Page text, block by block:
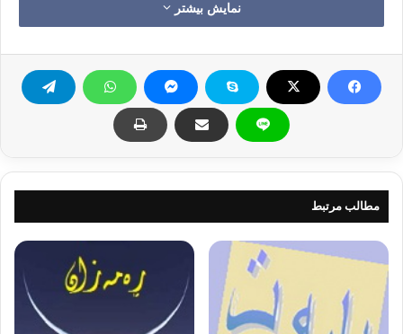
*- کردنه‌وه‌ی قورئانه‌کان ئه‌وانه‌ی توز گرتونی و ئه‌وانه‌شی تۆزی ئاره‌زوی دنیایی
بیری خه‌ڵکی بردبونه‌وه‌.
*/ ئایا تۆ ئامادەی بۆ دەستپێکردنی سەرەتا و تەواوکردنی کۆتاییەکەی ؟
*/ تۆ ئامادەی بۆ سەرەتای ژیانێکی نوێی ئەم مانگە پیرۆزە ؟
*/ تۆ ئامادەی بۆ کۆتایی هێنان بە وەرزەکانی بێ ئاگاییت و هەستانەوە جارێکی تر
و لە بەرکردنەوەی پۆشاکی باوه‌ڕداری ..؟
تەسک و تەنک؟
*/ بێزار نەبووی لە سووڕانەوە وگەڕان لە ڕێگا و باندا؟
*/ د‌ه‌تەوێت جارێکی تر هەوای پاک هەڵمژیت کە سنگت پێشو‌ازی بکات،سنگێکی
*/ ئاواتە خواز نیت کە خوای گەورە هەلێکت بداتێ پێداچوونەوەیەک بە خود و
نەفس و دلنیایی و بەختەوەریت بکەی؟
کەواتە هەر ئێستە دەست پێ بکە و نیەتت لەگەڵ خوای گەورە ڕاست بکەرەوە
… داوای یارمەتی و پشت و پەنای لێ بکە بۆ دامەزراوی…
بیر بکەرەوە بزانە تاوانەکانت چەندن ؟ ئەگەر زۆر زۆریش بن بێ هیوا مەبە …
نمایش بیشتر
مطالب مرتبط